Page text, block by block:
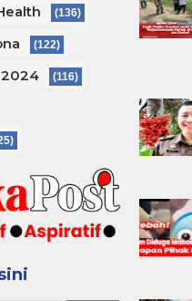
(136)
(122)
2024 (116)